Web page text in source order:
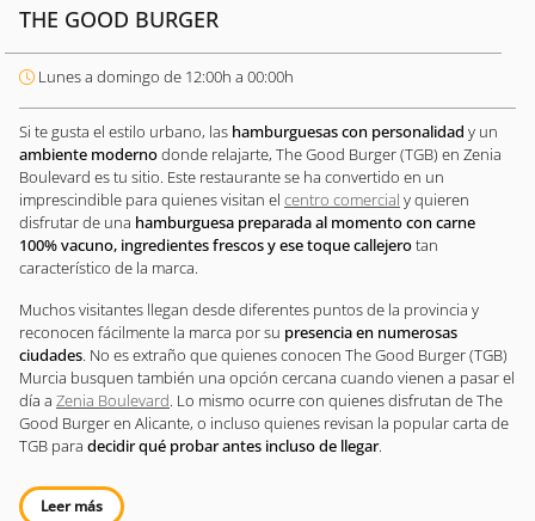
THE GOOD BURGER
Lunes a domingo de 12:00h a 00:00h
Si te gusta el estilo urbano, las hamburguesas con personalidad y un
ambiente modernodonde relajarte, The Good Burger (TGB) en Zenia
Boulevard es tu sitio. Este restaurante se ha convertido en un
imprescindible para quienes visitan el centro comercial y quieren
disfrutar de una hamburguesa preparada al momento con carne
100% vacuno, ingredientes frescos y ese toque callejerotan
característico de la marca.
Muchos visitantes llegan desde diferentes puntos de la provincia y
reconocen fácilmente la marca por su presencia en numerosas
ciudades. No es extraño que quienes conocen The Good Burger (TGB)
Murcia busquen también una opción cercana cuando vienen a pasar el
día a Zenia Boulevard. Lo mismo ocurre con quienes disfrutan de The
Good Burger en Alicante, o incluso quienes revisan la popular carta de
TGB para decidir qué probar antes incluso de llegar.
Leer más